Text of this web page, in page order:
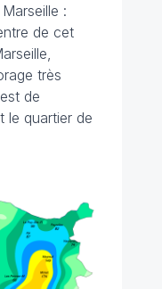
:
de cet
très
de
le quartier de